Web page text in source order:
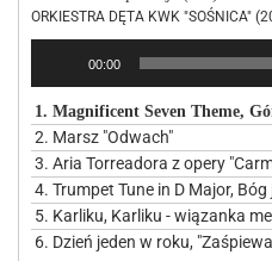
ORKIESTRA DĘTA KWK "SOŚNICA"
00:00
1. Magnificent Seven Theme,
2. Marsz "Odwach"
4. Trumpet Tune in D Major, Bóg
5. Karliku, Karliku - wiązanka
6. Dzień jeden w roku,